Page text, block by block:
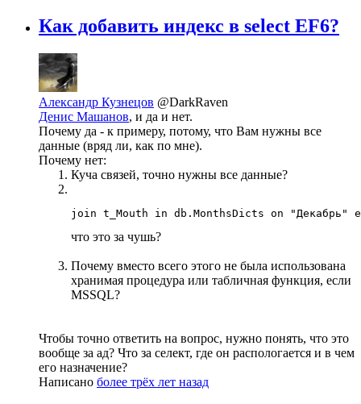
Как добавить индекс в select EF6?
Александр Кузнецов @DarkRaven
Денис Машанов, и да и нет.
Почему да - к примеру, потому, что Вам нужны все
данные (вряд ли, как по мне).
Почему нет:
Куча связей, точно нужны все данные?
join t_Mouth in db.MonthsDicts on "Декабрь"
что это за чушь?
Почему вместо всего этого не была использована
хранимая процедура или табличная функция, если
MSSQL?
Чтобы точно ответить на вопрос, нужно понять, что это
вообще за ад? Что за селект, где он распологается и в чем
его назначение?
Написано более трёх лет назад